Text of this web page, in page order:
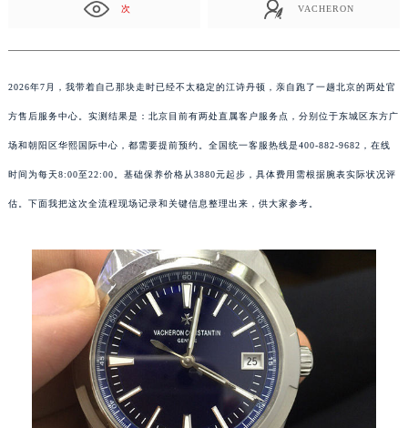
次 VACHERON
2026年7月，我带着自己那块走时已经不太稳定的江诗丹顿，亲自跑了一趟北京的两处官
方售后服务中心。实测结果是：北京目前有两处直属客户服务点，分别位于东城区东方广
场和朝阳区华熙国际中心，都需要提前预约。全国统一客服热线是400-882-9682，在线
时间为每天8:00至22:00。基础保养价格从3880元起步，具体费用需根据腕表实际状况评
估。下面我把这次全流程现场记录和关键信息整理出来，供大家参考。